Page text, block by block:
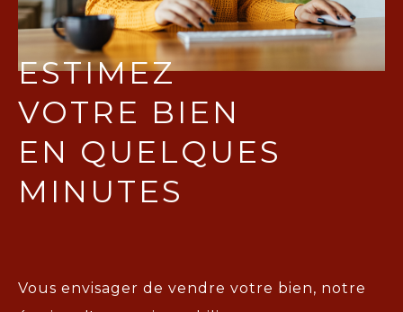
ESTIMEZ
VOTRE BIEN
EN QUELQUES
MINUTES
Vous envisager de vendre votre bien, notre